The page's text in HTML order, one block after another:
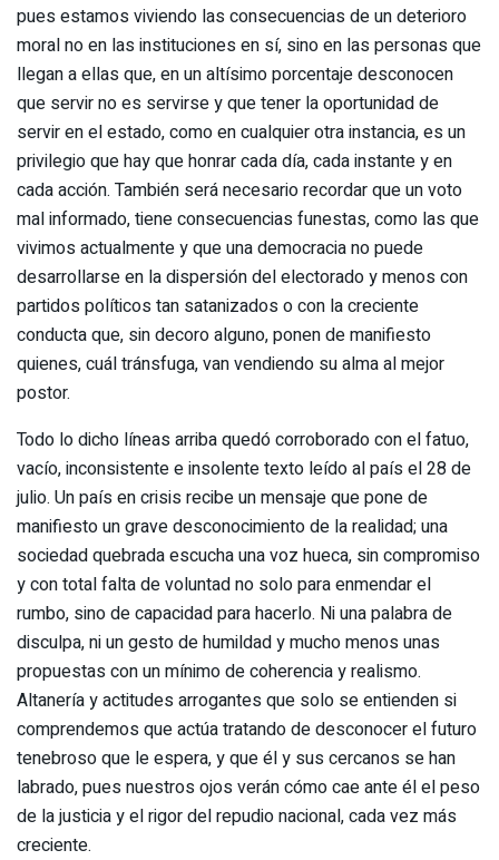
pues estamos viviendo las consecuencias de un deterioro
moral no en las instituciones en sí, sino en las personas que
llegan a ellas que, en un altísimo porcentaje desconocen
que servir no es servirse y que tener la oportunidad de
servir en el estado, como en cualquier otra instancia, es un
privilegio que hay que honrar cada día, cada instante y en
cada acción. También será necesario recordar que un voto
mal informado, tiene consecuencias funestas, como las que
vivimos actualmente y que una democracia no puede
desarrollarse en la dispersión del electorado y menos con
partidos políticos tan satanizados o con la creciente
conducta que, sin decoro alguno, ponen de manifiesto
quienes, cuál tránsfuga, van vendiendo su alma al mejor
postor.
Todo lo dicho líneas arriba quedó corroborado con el fatuo,
vacío, inconsistente e insolente texto leído al país el 28 de
julio. Un país en crisis recibe un mensaje que pone de
manifiesto un grave desconocimiento de la realidad; una
sociedad quebrada escucha una voz hueca, sin compromiso
y con total falta de voluntad no solo para enmendar el
rumbo, sino de capacidad para hacerlo. Ni una palabra de
disculpa, ni un gesto de humildad y mucho menos unas
propuestas con un mínimo de coherencia y realismo.
Altanería y actitudes arrogantes que solo se entienden si
comprendemos que actúa tratando de desconocer el futuro
tenebroso que le espera, y que él y sus cercanos se han
labrado, pues nuestros ojos verán cómo cae ante él el peso
de la justicia y el rigor del repudio nacional, cada vez más
creciente.